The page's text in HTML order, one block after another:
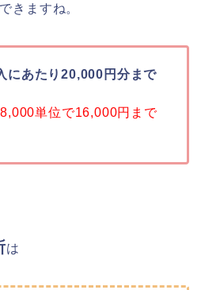
きますね。
にあたり20,000円分まで
単位で16,000円まで
は